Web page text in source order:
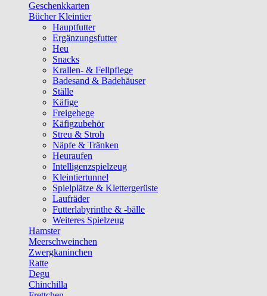
Geschenkkarten
Bücher Kleintier
Hauptfutter
Ergänzungsfutter
Heu
Snacks
Krallen- & Fellpflege
Badesand & Badehäuser
Ställe
Käfige
Freigehege
Käfigzubehör
Streu & Stroh
Näpfe & Tränken
Heuraufen
Intelligenzspielzeug
Kleintiertunnel
Spielplätze & Klettergerüste
Laufräder
Futterlabyrinthe & -bälle
Weiteres Spielzeug
Hamster
Meerschweinchen
Zwergkaninchen
Ratte
Degu
Chinchilla